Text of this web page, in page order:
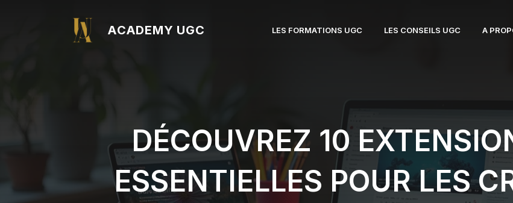
ACADEMY UGC LES FORMATIONS UGC LES CONSEILS UGC A
DÉCOUVREZ 10
ESSENTIELLES POUR LES